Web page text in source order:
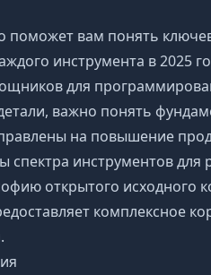
поможет вам понять
инструмента в 2025
для
важно понять
на повышение
спектра инструментов для
открытого исходного
комплексное